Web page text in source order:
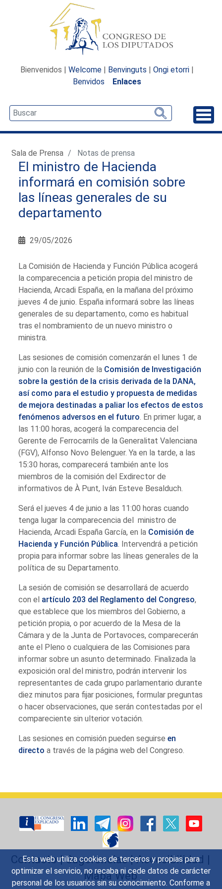
Esta web utiliza cookies de terceros y propias para
optimizar el servicio, no recaba ni cede datos de carácter
personal de los usuarios sin su conocimiento. Conforme a
Bienvenidos | Welcome | Benvinguts | Ongi etorri |
Benvidos
Enlaces
Sala de Prensa Notas de prensa
El ministro de Hacienda
informará en comisión sobre
las líneas generales de su
departamento
29/05/2026
La Comisión de Hacienda y Función Pública acogerá
la comparecencia a petición propia del ministro de
Hacienda, Arcadi España, en la mañana del próximo
jueves 4 de junio. España informará sobre las líneas
generales de su departamento, como es habitual
tras el nombramiento de un nuevo ministro o
ministra.
Las sesiones de comisión comenzarán el lunes 1 de
junio con la reunión de la Comisión de Investigación
sobre la gestión de la crisis derivada de la DANA,
así como para el estudio y propuesta de medidas
de mejora destinadas a paliar los efectos de estos
fenómenos adversos en el futuro . En primer lugar, a
las 11:00 horas, acogerá la comparecencia del
Gerente de Ferrocarrils de la Generalitat Valenciana
(FGV), Alfonso Novo Belenguer. Ya en la tarde, a las
15:30 horas, comparecerá también ante los
miembros de la comisión del Exdirector de
informativos de À Punt, Iván Esteve Besalduch.
Será el jueves 4 de junio a las 11:00 horas cuando
tenga lugar la comparecencia del ministro de
Hacienda, Arcadi España García, en la Comisión de
Hacienda y Función Pública . Intervendrá a petición
propia para informar sobre las líneas generales de la
política de su Departamento.
La sesión de comisión se desarrollará de acuerdo
con el artículo 203 del Reglamento del Congreso,
que establece que los miembros del Gobierno, a
petición propia, o por acuerdo de la Mesa de la
Cámara y de la Junta de Portavoces, comparecerán
ante el Pleno o cualquiera de las Comisiones para
informar sobre un asunto determinado. Finalizada la
exposición oral del ministro, podrán intervenir los
representantes de cada grupo parlamentario durante
diez minutos para fijar posiciones, formular preguntas
o hacer observaciones, que serán contestadas por el
compareciente sin ulterior votación.
Las sesiones en comisión pueden seguirseen
directo a través de la página web del Congreso.
Contacto|Sugerencias|Accesibilidad |
Mapa Web